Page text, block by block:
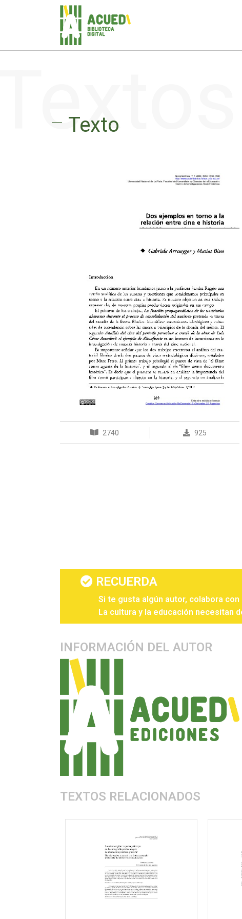
Texto
2740 925
RECUERDA
Si te gusta algún autor, colabora
La cultura y la educación necesitan
INFORMACIÓN DEL AUTOR
TEXTOS RELACIONADOS